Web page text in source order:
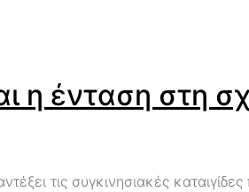
η ένταση στη
τις συγκινησιακές